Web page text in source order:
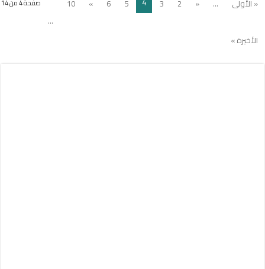
صفحة 4 من 14 « الأولى ...
«
2
3
5
6
»
10
...
الأخيرة »